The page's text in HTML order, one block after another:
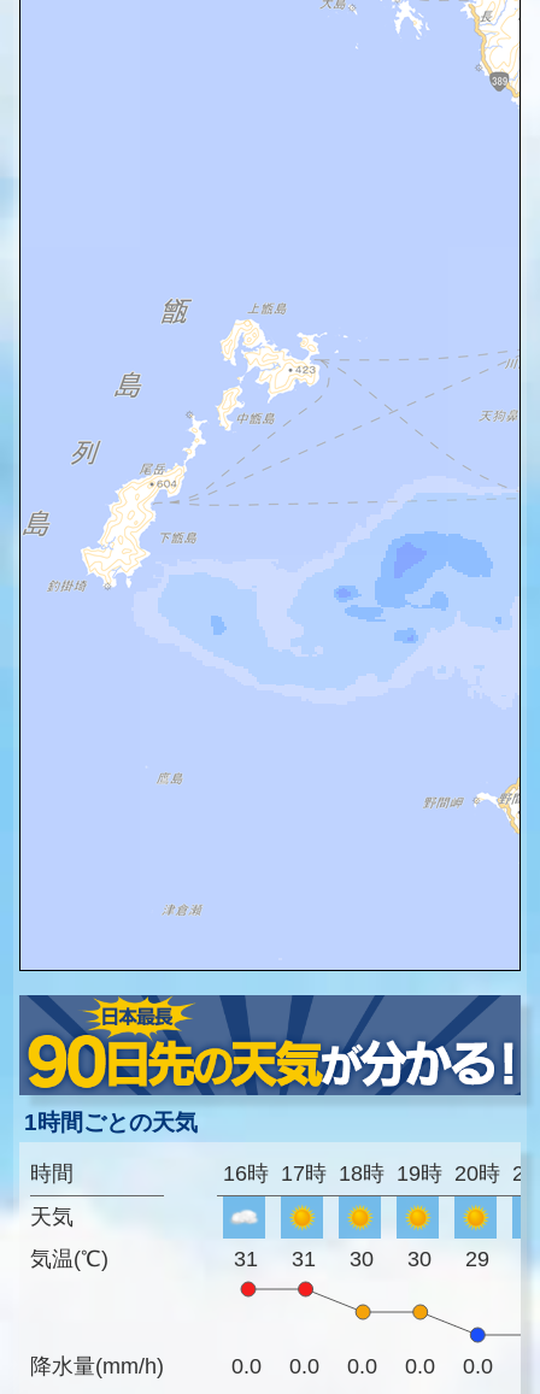
1時間ごとの天気
時間
天気
気温(℃)
降水量(mm/h)
16時 17時 18時 19時 20時
31 31 30 30 29
0.0 0.0 0.0 0.0 0.0